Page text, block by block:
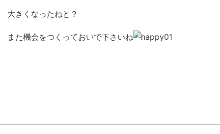
大きくなったねと？
また機会をつくっておいで下さいね